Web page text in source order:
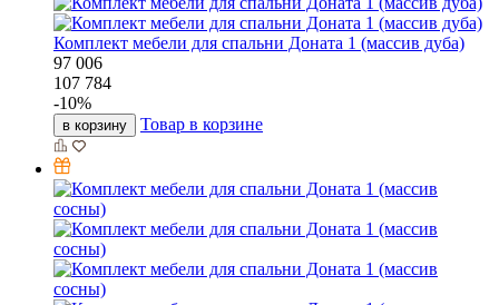
Комплект мебели для спальни Доната 1 (массив дуба)
97 006
107 784
-10%
в корзину Товар в корзине